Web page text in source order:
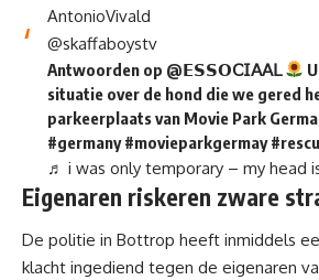
AntonioVivald
@skaffaboystv
Antwoorden op @𝗘𝗦𝗦𝗢𝖢𝖨𝖠𝖠𝖫
situatie over de hond die we gered
parkeerplaats van Movie Park
#germany #movieparkgermay
♬ i was only temporary – my head
Eigenaren riskeren zware
De politie in Bottrop heeft inmiddels
klacht ingediend tegen de eigenaren